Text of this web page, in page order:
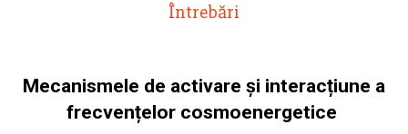
Întrebări
Mecanismele de activare și interacțiune a
frecvențelor cosmoenergetice